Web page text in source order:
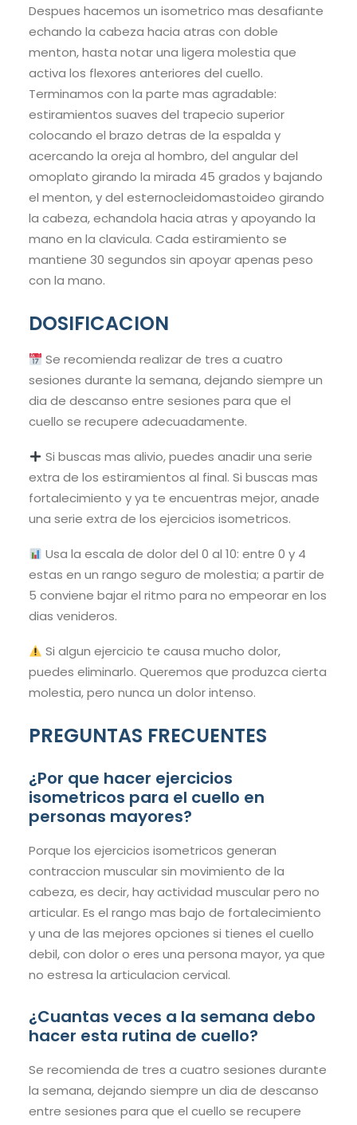
Despues hacemos un isometrico mas desafiante
echando la cabeza hacia atras con doble
menton, hasta notar una ligera molestia que
activa los flexores anteriores del cuello.
Terminamos con la parte mas agradable:
estiramientos suaves del trapecio superior
colocando el brazo detras de la espalda y
acercando la oreja al hombro, del angular del
omoplato girando la mirada 45 grados y bajando
el menton, y del esternocleidomastoideo girando
la cabeza, echandola hacia atras y apoyando la
mano en la clavicula. Cada estiramiento se
mantiene 30 segundos sin apoyar apenas peso
con la mano.
DOSIFICACION
Se recomienda realizar de tres a cuatro
sesiones durante la semana, dejando siempre un
dia de descanso entre sesiones para que el
cuello se recupere adecuadamente.
Si buscas mas alivio, puedes anadir una serie
extra de los estiramientos al final. Si buscas mas
fortalecimiento y ya te encuentras mejor, anade
una serie extra de los ejercicios isometricos.
Usa la escala de dolor del 0 al 10: entre 0 y 4
estas en un rango seguro de molestia; a partir de
5 conviene bajar el ritmo para no empeorar en los
dias venideros.
Si algun ejercicio te causa mucho dolor,
puedes eliminarlo. Queremos que produzca cierta
molestia, pero nunca un dolor intenso.
PREGUNTAS FRECUENTES
¿Por que hacer ejercicios
isometricos para el cuello en
personas mayores?
Porque los ejercicios isometricos generan
contraccion muscular sin movimiento de la
cabeza, es decir, hay actividad muscular pero no
articular. Es el rango mas bajo de fortalecimiento
y una de las mejores opciones si tienes el cuello
debil, con dolor o eres una persona mayor, ya que
no estresa la articulacion cervical.
¿Cuantas veces a la semana debo
hacer esta rutina de cuello?
Se recomienda de tres a cuatro sesiones durante
la semana, dejando siempre un dia de descanso
entre sesiones para que el cuello se recupere